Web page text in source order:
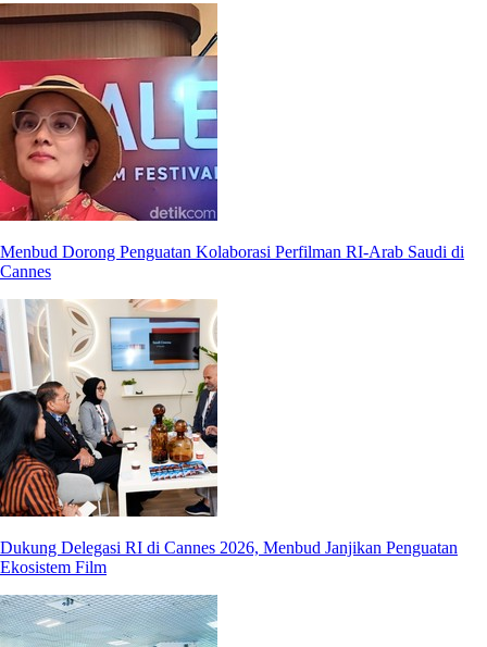
Menbud Dorong Penguatan Kolaborasi Perfilman RI-Arab Saudi di
Cannes
Dukung Delegasi RI di Cannes 2026, Menbud Janjikan Penguatan
Ekosistem Film